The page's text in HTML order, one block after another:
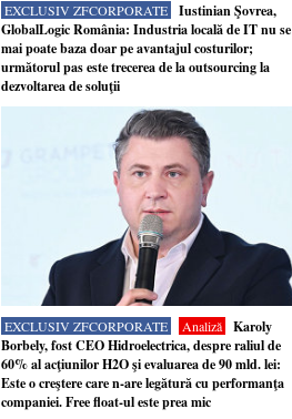
EXCLUSIV ZFCORPORATE
Iustinian Şovrea,
GlobalLogic România: Industria locală de IT nu se
mai poate baza doar pe avantajul costurilor;
următorul pas este trecerea de la outsourcing la
dezvoltarea de soluţii
EXCLUSIV ZFCORPORATE Analiză
Karoly
Borbely, fost CEO Hidroelectrica, despre raliul de
60% al acţiunilor H2O şi evaluarea de 90 mld. lei:
Este o creştere care n-are legătură cu performanţa
companiei. Free float-ul este prea mic